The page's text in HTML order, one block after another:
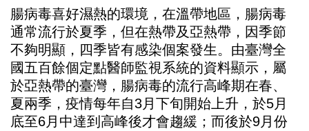
腸病毒喜好濕熱的環境，在溫帶地區，腸病毒
通常流行於夏季，但在熱帶及亞熱帶，因季節
不夠明顯，四季皆有感染個案發生。由臺灣全
國五百餘個定點醫師監視系統的資料顯示，屬
於亞熱帶的臺灣，腸病毒的流行高峰期在春、
夏兩季，疫情每年自3月下旬開始上升，於5月
底至6月中達到高峰後才會趨緩；而後於9月份